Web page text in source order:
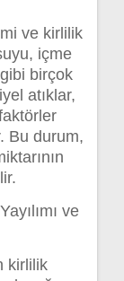
ve kirlilik
içme
birçok
atıklar,
Bu durum,
ve
kirlilik